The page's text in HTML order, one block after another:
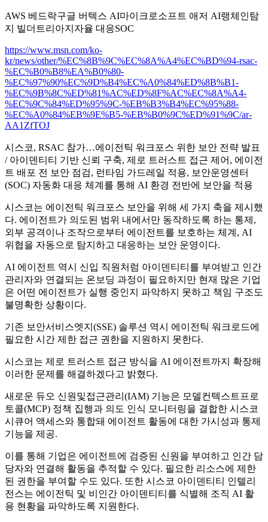
AWS 베드락구글 버텍스 AI마이크로소프트 애저 AI랭체인탐
지 빌더 트리아지 자율 대응SOC
https://www.msn.com/ko-
kr/news/other/%EC%8B%9C%EC%8A%A4%EC%BD%94-rsac-
%EC%B0%B8%EA%B0%80-
%EC%97%90%EC%9D%B4%EC%A0%84%ED%8B%B1-
%EC%9B%8C%ED%81%AC%ED%8F%AC%EC%8A%A4-
%EC%9C%84%ED%95%9C-%EB%B3%B4%EC%95%88-
%EC%A0%84%EB%9E%B5-%EB%B0%9C%ED%91%9C/ar-
AA1ZfTOJ
시스코, RSAC 참가…에이전틱 워크포스 위한 보안 전략 발표
/ 아이덴티티 기반 신뢰 구축, 제로 트러스트 접근 제어, 에이전
트 배포 전 보안 점검, 런타임 가드레일 적용, 보안운영센터
(SOC) 자동화 대응 체계를 통해 AI 환경 전반에 보안을 적용
시스코는 에이전틱 워크포스 보안을 위해 세 가지 축을 제시했
다. 에이전트가 의도된 범위 내에서만 동작하도록 하는 통제,
외부 공격이나 조작으로부터 에이전트를 보호하는 체계, AI
위협을 자동으로 탐지하고 대응하는 보안 운영이다.
AI 에이전트 역시 신입 직원처럼 아이덴티티를 부여받고 인간
관리자와 연결되는 온보딩 과정이 필요하지만 현재 많은 기업
은 어떤 에이전트가 실행 중인지 파악하지 못하고 책임 구조도
불명확한 상황이다.
기존 보안서비스엣지(SSE) 솔루션 역시 에이전틱 워크로드에
필요한 시간 제한 접근 권한을 지원하지 못한다.
시스코는 제로 트러스트 접근 방식을 AI 에이전트까지 확장해
이러한 문제를 해결하겠다고 밝혔다.
새로운 듀오 신원및접근관리(IAM) 기능은 모델컨텍스트프로
토콜(MCP) 정책 집행과 의도 인식 모니터링을 결합한 시스코
시큐어 액세스와 통합돼 에이전트 활동에 대한 가시성과 통제
기능을 제공.
이를 통해 기업은 에이전트에 검증된 신원을 부여하고 인간 담
당자와 연결해 활동을 추적할 수 있다. 필요한 리소스에 제한
된 권한을 부여할 수도 있다. 또한 시스코 아이덴티티 인텔리
전스는 에이전틱 및 비인간 아이덴티티를 식별해 조직 AI 활
용 현황을 파악하도록 지원한다.